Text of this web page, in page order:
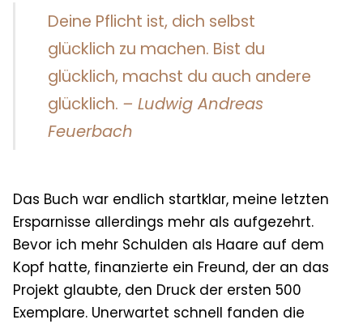
Deine Pflicht ist, dich selbst
glücklich zu machen. Bist du
glücklich, machst du auch andere
glücklich. – Ludwig Andreas
Feuerbach
Das Buch war endlich startklar, meine letzten
Ersparnisse allerdings mehr als aufgezehrt.
Bevor ich mehr Schulden als Haare auf dem
Kopf hatte, finanzierte ein Freund, der an das
Projekt glaubte, den Druck der ersten 500
Exemplare. Unerwartet schnell fanden die